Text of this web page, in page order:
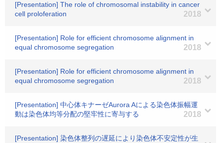
[Presentation] The role of chromosomal instability in cancer
cell proloferation
2018
[Presentation] Role for efficient chromosome alignment in
equal chromosome segregation
2018
[Presentation] Role for efficient chromosome alignment in
equal chromosome segregation
2018
[Presentation] 中心体キナーゼAurora Aによる染色体振幅運
動は染色体均等分配の堅牢性に寄与する
2018
[Presentation] 染色体整列の遅延により染色体不安定性が生